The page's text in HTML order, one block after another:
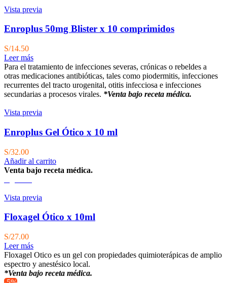
Vista previa
Enroplus 50mg Blister x 10 comprimidos
S/14.50
Leer más
Para el tratamiento de infecciones severas, crónicas o rebeldes a
otras medicaciones antibióticas, tales como piodermitis, infecciones
recurrentes del tracto urogenital, otitis infecciosa e infecciones
secundarias a procesos virales. *Venta bajo receta médica.
Vista previa
Enroplus Gel Ótico x 10 ml
S/32.00
Añadir al carrito
Venta bajo receta médica.
Vista previa
Floxagel Ótico x 10ml
S/27.00
Leer más
Floxagel Otico es un gel con propiedades quimioterápicas de amplio
espectro y anestésico local.
*Venta bajo receta médica.